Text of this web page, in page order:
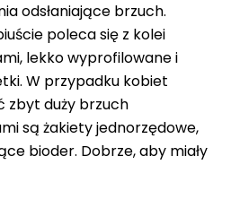
odsłaniające brzuch.
poleca się z kolei
lekko wyprofilowane i
W przypadku kobiet
zbyt duży brzuch
są żakiety jednorzędowe,
bioder. Dobrze, aby miały